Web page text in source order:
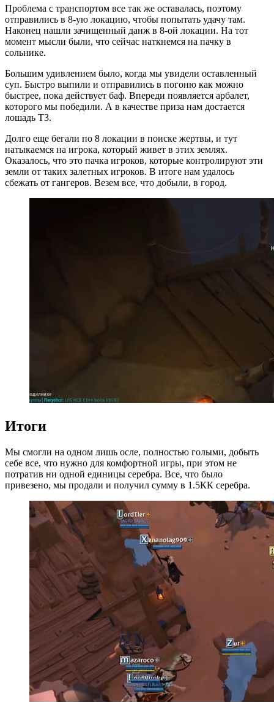
Проблема с транспортом все так же оставалась, поэтому
отправились в 8-ую локацию, чтобы попытать удачу там.
Наконец нашли зачищенный данж в 8-ой локации. На тот
момент мысли были, что сейчас наткнемся на пачку в
сольнике.
Большим удивлением было, когда мы увидели оставленный
суп. Быстро выпили и отправились в погоню как можно
быстрее, пока действует баф. Впереди появляется арбалет,
которого мы победили. А в качестве приза нам достается
лошадь Т3.
Долго еще бегали по 8 локации в поиске жертвы, и тут
натыкаемся на игрока, который живет в этих землях.
Оказалось, что это пачка игроков, которые контролируют эти
земли от таких залетных игроков. В итоге нам удалось
сбежать от гангеров. Везем все, что добыли, в город.
Итоги
Мы смогли на одном лишь осле, полностью голыми, добыть
себе все, что нужно для комфортной игры, при этом не
потратив ни одной единицы серебра. Все, что было
привезено, мы продали и получил сумму в 1.5КК серебра.